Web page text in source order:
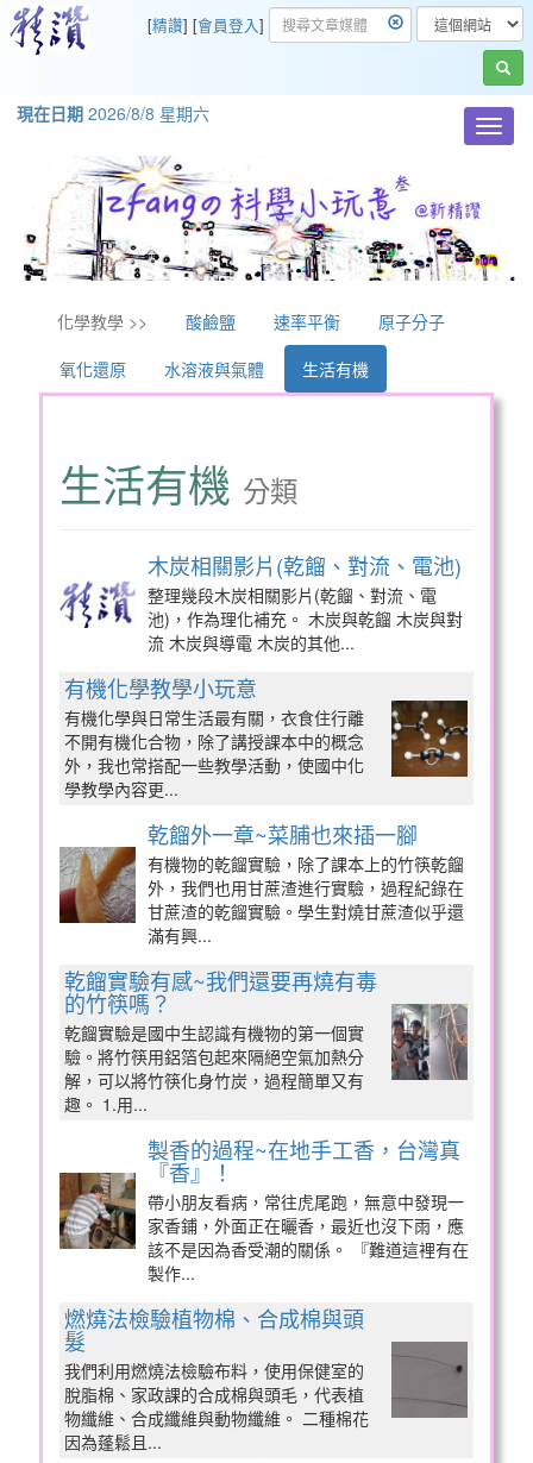
[精讚] [會員登入]
現在日期 2026/8/8 星期六
化學教學 >> 酸鹼鹽 速率平衡
原子分子
氧化還原
水溶液與氣體 生活有機
生活有機 分類
木炭相關影片(乾餾、對流、電池)
整理幾段木炭相關影片(乾餾、對流、電
池)，作為理化補充。 木炭與乾餾 木炭與對
流 木炭與導電 木炭的其他...
有機化學教學小玩意
有機化學與日常生活最有關，衣食住行離
不開有機化合物，除了講授課本中的概念
外，我也常搭配一些教學活動，使國中化
學教學內容更...
乾餾外一章~菜脯也來插一腳
有機物的乾餾實驗，除了課本上的竹筷乾餾
外，我們也用甘蔗渣進行實驗，過程紀錄在
甘蔗渣的乾餾實驗。學生對燒甘蔗渣似乎還
滿有興...
乾餾實驗有感~我們還要再燒有毒
的竹筷嗎？
乾餾實驗是國中生認識有機物的第一個實
驗。將竹筷用鋁箔包起來隔絕空氣加熱分
解，可以將竹筷化身竹炭，過程簡單又有
趣。 1.用...
製香的過程~在地手工香，台灣真
『香』！
帶小朋友看病，常往虎尾跑，無意中發現一
家香鋪，外面正在曬香，最近也沒下雨，應
該不是因為香受潮的關係。 『難道這裡有在
製作...
燃燒法檢驗植物棉、合成棉與頭
髮
我們利用燃燒法檢驗布料，使用保健室的
脫脂棉、家政課的合成棉與頭毛，代表植
物纖維、合成纖維與動物纖維。 二種棉花
因為蓬鬆且...